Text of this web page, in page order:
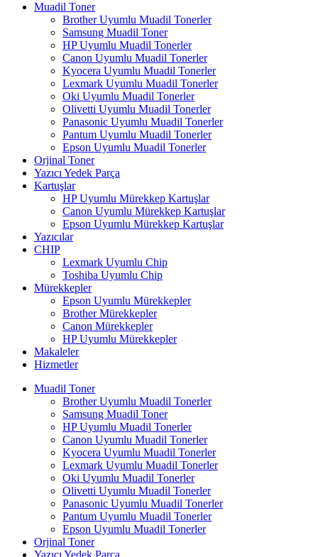
Muadil Toner
Brother Uyumlu Muadil Tonerler
Samsung Muadil Toner
HP Uyumlu Muadil Tonerler
Canon Uyumlu Muadil Tonerler
Kyocera Uyumlu Muadil Tonerler
Lexmark Uyumlu Muadil Tonerler
Oki Uyumlu Muadil Tonerler
Olivetti Uyumlu Muadil Tonerler
Panasonic Uyumlu Muadil Tonerler
Pantum Uyumlu Muadil Tonerler
Epson Uyumlu Muadil Tonerler
Orjinal Toner
Yazıcı Yedek Parça
Kartuşlar
HP Uyumlu Mürekkep Kartuşlar
Canon Uyumlu Mürekkep Kartuşlar
Epson Uyumlu Mürekkep Kartuşlar
Yazıcılar
CHIP
Lexmark Uyumlu Chip
Toshiba Uyumlu Chip
Mürekkepler
Epson Uyumlu Mürekkepler
Brother Mürekkepler
Canon Mürekkepler
HP Uyumlu Mürekkepler
Makaleler
Hizmetler
Muadil Toner
Brother Uyumlu Muadil Tonerler
Samsung Muadil Toner
HP Uyumlu Muadil Tonerler
Canon Uyumlu Muadil Tonerler
Kyocera Uyumlu Muadil Tonerler
Lexmark Uyumlu Muadil Tonerler
Oki Uyumlu Muadil Tonerler
Olivetti Uyumlu Muadil Tonerler
Panasonic Uyumlu Muadil Tonerler
Pantum Uyumlu Muadil Tonerler
Epson Uyumlu Muadil Tonerler
Orjinal Toner